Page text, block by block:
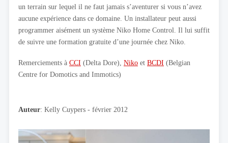
un terrain sur lequel il ne faut jamais s’aventurer si vous n’avez
aucune expérience dans ce domaine. Un installateur peut aussi
programmer aisément un système Niko Home Control. Il lui suffit
de suivre une formation gratuite d’une journée chez Niko.
Remerciements à CCI (Delta Dore), Niko et BCDI (Belgian
Centre for Domotics and Immotics)
Auteur: Kelly Cuypers - février 2012